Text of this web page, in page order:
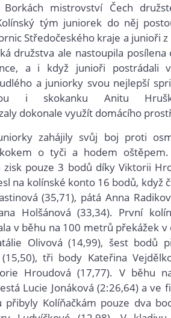
Borkách mistrovství Čech
tým juniorek do něj
Středočeského kraje a junioři
družstva ale nastoupila
a i když junioři postrádali
a juniorky svou nejlepší
i skokanku Anitu
dokonale využít domácího
zahájily svůj boj proti
o tyči a hodem
zisk pouze 3 bodů díky Viktorii
na kolínské konto 16 bodů, když
(35,71), pátá Anna
Holšánová (33,34). První
v běhu na 100 metrů překážek
Olivová (14,99), šest bodů
(15,50), tři body Kateřina
Hroudová (17,77). V běhu
Lucie Jonáková (2:26,64) a ve
přibyly Kolíňačkám pouze dva